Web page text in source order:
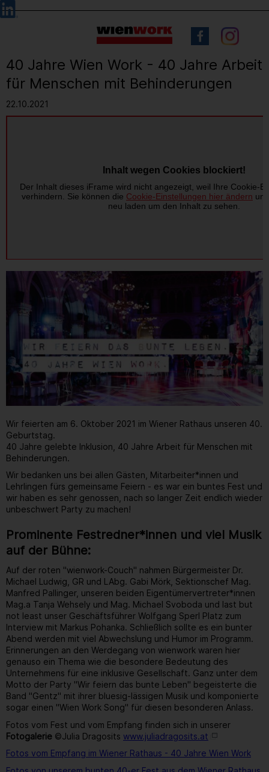
Barrierefreie
Bedienung
Sprachauswahl
40 Jahre Wien Work - 40 Jahre Arbeit
für Menschen mit Behinderungen
22.10.2021
Wir feierten am 6. Oktober 2021 im Wiener Rathaus unseren 40.
Geburtstag.
40 Jahre gelebte Inklusion, 40 Jahre Arbeit für Menschen mit
Behinderungen.
Wir bedanken uns bei allen Gästen, Mitarbeiter*innen und
Lehrlingen fürs gemeinsame Feiern - es war ein buntes Fest und
wir haben es sehr genossen, nach so langer Zeit endlich wieder
unbeschwert Party zu machen!
Prominente Festredner*innen und viel Musik
auf der Bühne:
Auf der roten "wienwork-Couch" nahmen Bürgermeister Dr.
Michael Ludwig, GR und LAbg. Gabi Mörk, Sektionschef Mag.
Manfred Pallinger, unseren beiden Eigentümervertreter*innen
Mag.a Tanja Wehsely und Mag. Michael Svoboda und last but
not least unser Geschäftsführer Wolfgang Sperl Platz zum
Interview mit Markus Pohanka. Schließlich sollte es ein bunter
Abend werden mit viel Abwechslung und Humor im Programm.
Erinnerungen an den Werdegang von wienwork waren hier
genauso ein Thema wie die besondere Bedeutung des
Unternehmens für eine inklusive Gesellschaft. Ganz unter dem
Motto der Party "Wir feiern das bunte Leben" begeisterte die
Band "Gentz" mit ihrer bluesig-lässigen Musik und komponierte
sogar einen "Wien Work Song" für diesen besonderen Anlass.
Fotos vom Fest und vom Empfang finden sich in unserer
Fotogalerie ©Julia Dragosits www.juliadragosits.at
Fotos vom Empfang im Wiener Rathaus - 40 Jahre Wien Work